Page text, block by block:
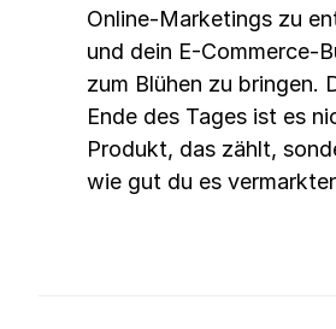
Online-Marketings zu
und dein E-Commerce-
zum Blühen zu bringen.
Ende des Tages ist es
Produkt, das zählt,
wie gut du es